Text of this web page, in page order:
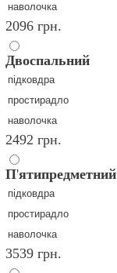
наволочка
2096 грн.
Двоспальний
підковдра
простирадло
наволочка
2492 грн.
П'ятипредметний
підковдра
простирадло
наволочка
3539 грн.